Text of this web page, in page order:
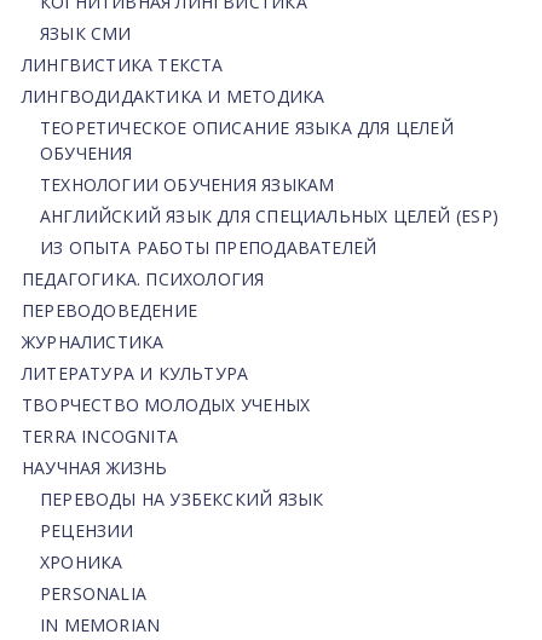
ЯЗЫК СМИ
ЛИНГВИСТИКА ТЕКСТА
ЛИНГВОДИДАКТИКА И МЕТОДИКА
ТЕОРЕТИЧЕСКОЕ ОПИСАНИЕ ЯЗЫКА ДЛЯ ЦЕЛЕЙ
ОБУЧЕНИЯ
ТЕХНОЛОГИИ ОБУЧЕНИЯ ЯЗЫКАМ
АНГЛИЙСКИЙ ЯЗЫК ДЛЯ СПЕЦИАЛЬНЫХ ЦЕЛЕЙ (ESP)
ИЗ ОПЫТА РАБОТЫ ПРЕПОДАВАТЕЛЕЙ
ПЕДАГОГИКА. ПСИХОЛОГИЯ
ПЕРЕВОДОВЕДЕНИЕ
ЖУРНАЛИСТИКА
ЛИТЕРАТУРА И КУЛЬТУРА
ТВОРЧЕСТВО МОЛОДЫХ УЧЕНЫХ
TERRA INCOGNITA
НАУЧНАЯ ЖИЗНЬ
ПЕРЕВОДЫ НА УЗБЕКСКИЙ ЯЗЫК
РЕЦЕНЗИИ
ХРОНИКА
PERSONALIA
IN MEMORIAN